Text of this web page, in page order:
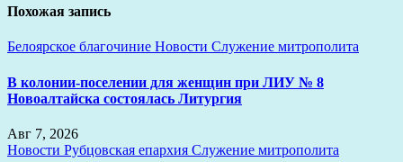
Похожая запись
Белоярское благочиние Новости Служение митрополита
В колонии-поселении для женщин при ЛИУ № 8
Новоалтайска состоялась Литургия
Авг 7, 2026
Новости Рубцовская епархия Служение митрополита